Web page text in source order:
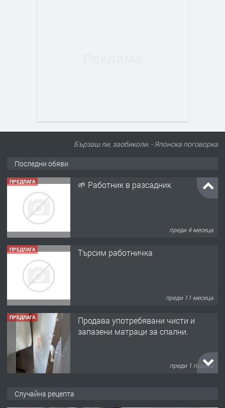
Бързаш ли, заобиколи. - Японска поговорка
Последни обяви
ПРЕДЛАГА 🌱 Работник в разсадник
преди 4 месеца
ПРЕДЛАГА Търсим работничка
преди 11 месеца
ПРЕДЛАГА
Продава употребявани чисти и
запазени матраци за спални.
преди 1 година
Случайна рецепта